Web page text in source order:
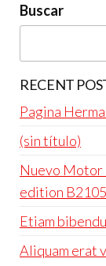
Buscar
RECENT
Pagina
(sin título)
Nuevo Motor
edition
Etiam
Aliquam erat